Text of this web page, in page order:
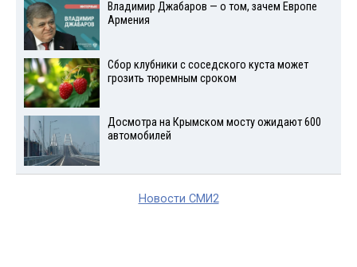
Владимир Джабаров — о том, зачем Европе
Армения
Сбор клубники с соседского куста может
грозить тюремным сроком
Досмотра на Крымском мосту ожидают 600
автомобилей
Новости СМИ2